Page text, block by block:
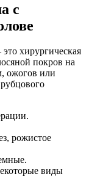
с
хирургическая
покров на
ожогов или
рожистое
виды